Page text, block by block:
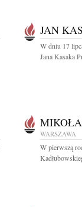
JAN
W dniu 17
Jana Kasaka
WARSZAWA
W pierwszą